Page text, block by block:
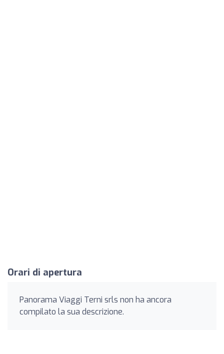
Orari di apertura
Panorama Viaggi Terni srls non ha ancora
compilato la sua descrizione.